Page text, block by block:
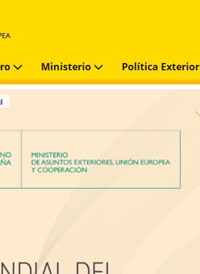
Ministerio Política Exterior